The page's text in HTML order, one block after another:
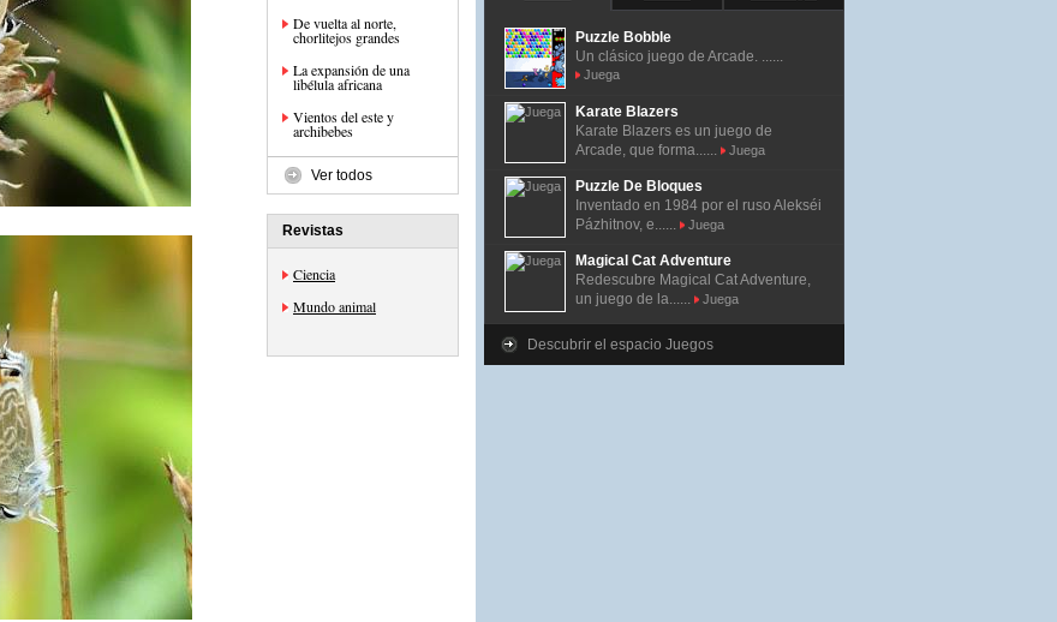
De vuelta al norte,
chorlitejos grandes
La expansión de una
libélula africana
Vientos del este y
archibebes
Ver todos
Revistas
Ciencia
Mundo animal
Puzzle Bobble
Un clásico juego de Arcade. ......
Juega
Karate Blazers
Karate Blazers es un juego de
Arcade, que forma......
Juega
Puzzle De Bloques
Inventado en 1984 por el ruso Alekséi
Pázhitnov, e......
Juega
Magical Cat Adventure
Redescubre Magical Cat Adventure,
un juego de la......
Juega
Descubrir el espacio Juegos